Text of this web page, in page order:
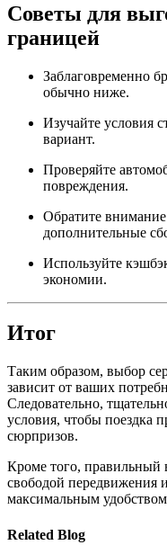
Советы для
границей
Заблаговременно
обычно ниже.
Изучайте условия
вариант.
Проверяйте
повреждения.
Обратите
дополнительные
Используйте
экономии.
Итог
Таким образом, выбор
зависит от ваших
Следовательно,
условия, чтобы поездка
сюрпризов.
Кроме того, правильный
свободой передвижения
максимальным
Related Blog